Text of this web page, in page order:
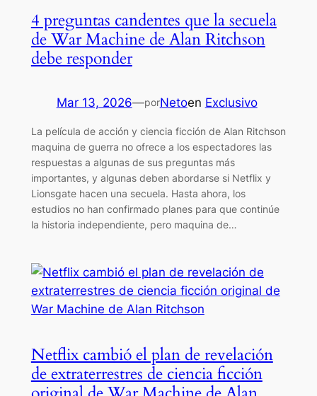
4 preguntas candentes que la secuela
de War Machine de Alan Ritchson
debe responder
Mar 13, 2026—porNetoen Exclusivo
La película de acción y ciencia ficción de Alan Ritchson
maquina de guerra no ofrece a los espectadores las
respuestas a algunas de sus preguntas más
importantes, y algunas deben abordarse si Netflix y
Lionsgate hacen una secuela. Hasta ahora, los
estudios no han confirmado planes para que continúe
la historia independiente, pero maquina de…
Netflix cambió el plan de revelación
de extraterrestres de ciencia ficción